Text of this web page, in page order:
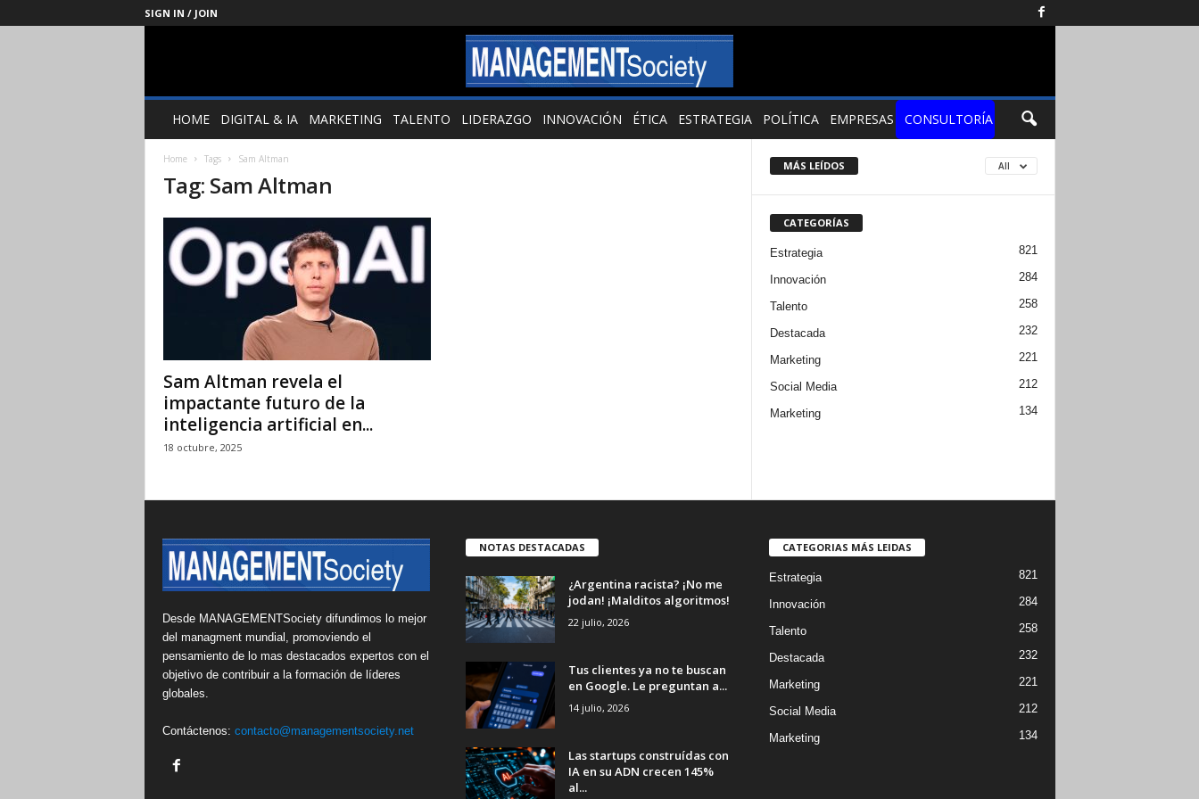
SIGN IN / JOIN
Management
SocietyHOME DIGITAL & IA MARKETING TALENTO LIDERAZGO INNOVACIÓN ÉTICA ESTRATEGIA POLÍTICA EMPRESAS CONSULTORÍA
Home Tags Sam Altman
Tag: Sam Altman
Sam Altman revela el
impactante futuro de la
inteligencia artificial en...
18 octubre, 2025
MÁS LEÍDOS All
CATEGORÍAS
Estrategia 821
Innovación 284
Talento 258
Destacada 232
Marketing 221
Social Media 212
Marketing 134
Desde MANAGEMENTSociety difundimos lo mejor
del managment mundial, promoviendo el
pensamiento de lo mas destacados expertos con el
objetivo de contribuir a la formación de líderes
globales.
Contáctenos: contacto@managementsociety.net
NOTAS DESTACADAS
¿Argentina racista? ¡No me
jodan! ¡Malditos algoritmos!
22 julio, 2026
Tus clientes ya no te buscan
en Google. Le preguntan a...
14 julio, 2026
Las startups construídas con
IA en su ADN crecen 145%
al...
CATEGORIAS MÁS LEIDAS
Estrategia 821
Innovación 284
Talento 258
Destacada 232
Marketing 221
Social Media 212
Marketing 134